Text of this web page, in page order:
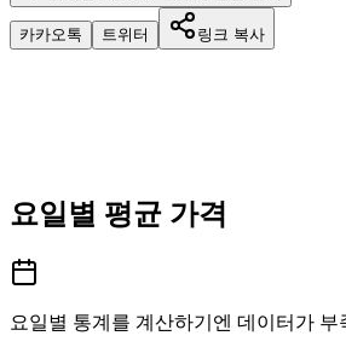
카카오톡 트위터 링크 복사
요일별 평균 가격
요일별 통계를 계산하기엔 데이터가 부